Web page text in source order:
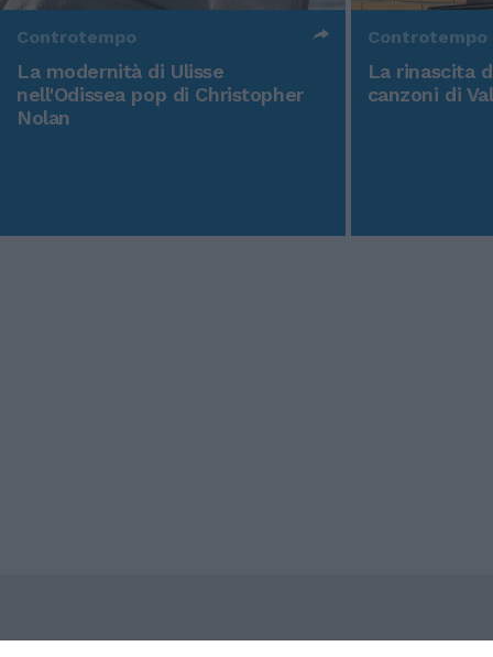
Controtempo
La modernità di Ulisse
nell'Odissea pop di Christopher
Nolan
Controtempo
La rinascita
canzoni di